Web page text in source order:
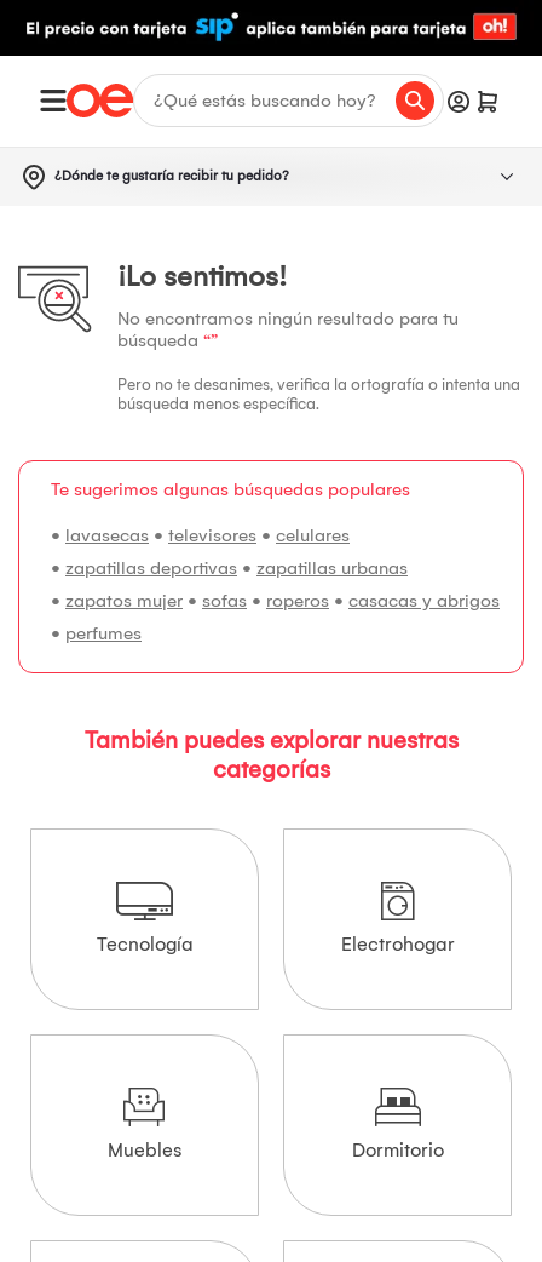
¿Dónde te gustaría recibir tu pedido?
¡Lo sentimos!
No encontramos ningún resultado para tu
búsqueda “”
Pero no te desanimes, verifica la ortografía o intenta una
búsqueda menos específica.
Te sugerimos algunas búsquedas populares
• lavasecas • televisores • celulares
• zapatillas deportivas • zapatillas urbanas
• zapatos mujer • sofas • roperos • casacas y abrigos
• perfumes
También puedes explorar nuestras
categorías
Tecnología Electrohogar
Muebles Dormitorio